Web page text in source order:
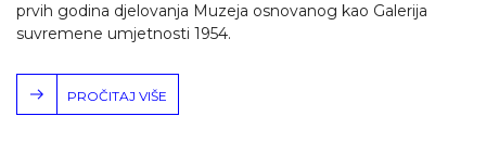
prvih godina djelovanja Muzeja osnovanog kao Galerija
suvremene umjetnosti 1954.
PROČITAJ VIŠE